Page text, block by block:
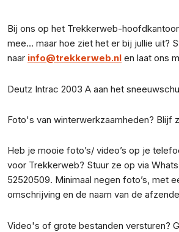
Bij ons op het Trekkerweb-
mee… maar hoe ziet het er bij jullie uit?
naar info@trekkerweb.nl en laat ons
Deutz Intrac 2003 A aan het
Foto's van winterwerkzaamheden? Blijf
Heb je mooie foto’s/ video’s op je
voor Trekkerweb? Stuur ze op via
52520509. Minimaal negen foto’s, met
omschrijving en de naam van de
Video's of grote bestanden versturen?